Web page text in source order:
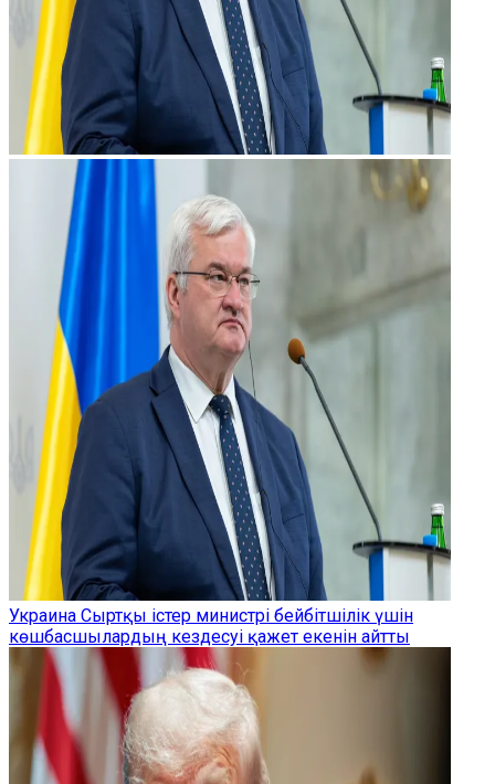
Украина Сыртқы істер министрі бейбітшілік үшін
көшбасшылардың кездесуі қажет екенін айтты